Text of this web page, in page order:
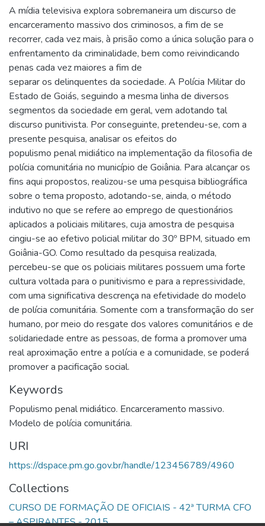
A mídia televisiva explora sobremaneira um discurso de
encarceramento massivo dos criminosos, a fim de se
recorrer, cada vez mais, à prisão como a única solução para o
enfrentamento da criminalidade, bem como reivindicando
penas cada vez maiores a fim de
separar os delinquentes da sociedade. A Polícia Militar do
Estado de Goiás, seguindo a mesma linha de diversos
segmentos da sociedade em geral, vem adotando tal
discurso punitivista. Por conseguinte, pretendeu-se, com a
presente pesquisa, analisar os efeitos do
populismo penal midiático na implementação da filosofia de
polícia comunitária no município de Goiânia. Para alcançar os
fins aqui propostos, realizou-se uma pesquisa bibliográfica
sobre o tema proposto, adotando-se, ainda, o método
indutivo no que se refere ao emprego de questionários
aplicados a policiais militares, cuja amostra de pesquisa
cingiu-se ao efetivo policial militar do 30º BPM, situado em
Goiânia-GO. Como resultado da pesquisa realizada,
percebeu-se que os policiais militares possuem uma forte
cultura voltada para o punitivismo e para a repressividade,
com uma significativa descrença na efetividade do modelo
de polícia comunitária. Somente com a transformação do ser
humano, por meio do resgate dos valores comunitários e de
solidariedade entre as pessoas, de forma a promover uma
real aproximação entre a polícia e a comunidade, se poderá
promover a pacificação social.
Keywords
Populismo penal midiático. Encarceramento massivo.
Modelo de polícia comunitária.
URI
https://dspace.pm.go.gov.br/handle/123456789/4960
Collections
CURSO DE FORMAÇÃO DE OFICIAIS - 42ª TURMA CFO
– ASPIRANTES - 2015